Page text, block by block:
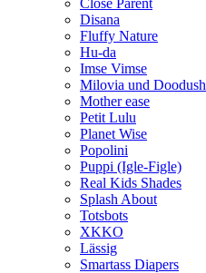
Disana
Fluffy Nature
Hu-da
Imse Vimse
Milovia und Doodush
Mother ease
Petit Lulu
Planet Wise
Popolini
Puppi (Igle-Figle)
Real Kids Shades
Splash About
Totsbots
XKKO
Lässig
Smartass Diapers